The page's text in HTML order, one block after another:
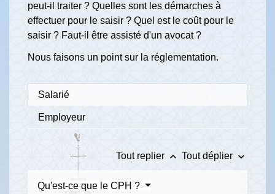
peut-il traiter ? Quelles sont les démarches à
effectuer pour le saisir ? Quel est le coût pour le
saisir ? Faut-il être assisté d'un avocat ?
Nous faisons un point sur la réglementation.
Salarié
Employeur
Tout replier keyboard_arrow_up Tout déplier keyboard_arrow_down
Qu'est-ce que le CPH ?